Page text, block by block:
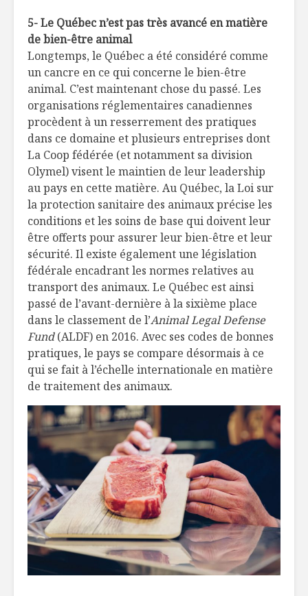
5- Le Québec n’est pas très avancé en matière
de bien-être animal
Longtemps, le Québec a été considéré comme
un cancre en ce qui concerne le bien-être
animal. C’est maintenant chose du passé. Les
organisations réglementaires canadiennes
procèdent à un resserrement des pratiques
dans ce domaine et plusieurs entreprises dont
La Coop fédérée (et notamment sa division
Olymel) visent le maintien de leur leadership
au pays en cette matière. Au Québec, la Loi sur
la protection sanitaire des animaux précise les
conditions et les soins de base qui doivent leur
être offerts pour assurer leur bien-être et leur
sécurité. Il existe également une législation
fédérale encadrant les normes relatives au
transport des animaux. Le Québec est ainsi
passé de l’avant-dernière à la sixième place
dans le classement de l’Animal Legal Defense
Fund(ALDF) en 2016. Avec ses codes de bonnes
pratiques, le pays se compare désormais à ce
qui se fait à l’échelle internationale en matière
de traitement des animaux.